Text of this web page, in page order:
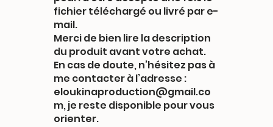
fichier téléchargé ou livré par e-
mail.
Merci de bien lire la description
du produit avant votre achat.
En cas de doute, n’hésitez pas à
me contacter à l’adresse :
eloukinaproduction@gmail.co
m, je reste disponible pour vous
orienter.